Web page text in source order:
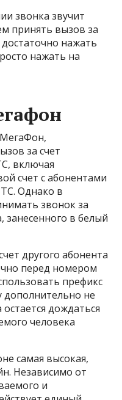
звонка звучит
принять вызов за
достаточно нажать
нажать на
за счет
включая
счет с абонентами
Однако в
звонок за
занесенного в белый
другого абонента
перед номером
префикс
дополнительно не
дождаться
человека
самая высокая,
Независимо от
и